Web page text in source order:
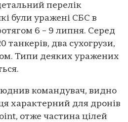
перелік
були уражені СБС в
6 – 9 липня. Серед
два сухогрузи,
Типи деяких уражених
командувач, видно
характерний для дронів
отже частина цілей